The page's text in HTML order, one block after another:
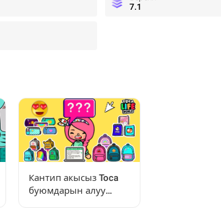
7.1
Кантип акысыз Toca
буюмдарын алуу